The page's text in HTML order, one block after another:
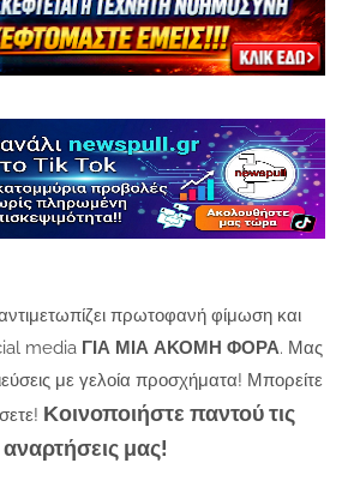
πρωτοφανή φίμωση και
media ΓΙΑ ΜΙΑ ΑΚΟΜΗ ΦΟΡΑ. Μας
με γελοία προσχήματα! Μπορείτε
Κοινοποιήστε παντού τις
αναρτήσεις μας!